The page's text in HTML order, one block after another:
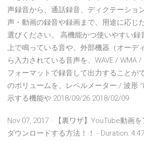
声録音から、通話録音、ディクテーショ
声・動画の録音や録画まで、用途に応じ
選びください。 高機能かつ使いやすい録
上で鳴っている音や、外部機器（オーデ
ら入力されている音声を、WAVE / WMA /
フォーマットで録音して出力することが
のボリュームを、レベルメーター / 波形
示する機能や 2018/09/26 2018/02/09
Nov 07, 2017 · 【裏ワザ】YouTube動画
ダウンロードする方法！！ - Duration: